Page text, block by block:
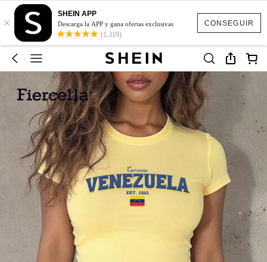
CONSEGUIR
×
SHEIN APP
Descarga la APP y gana ofertas exclusivas
(1,319)